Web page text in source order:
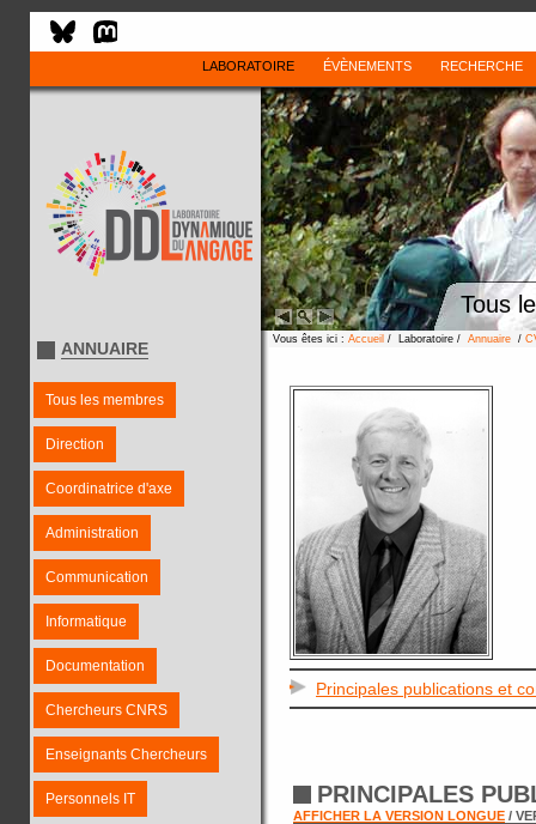
LABORATOIRE ÉVÈNEMENTS RECHERCHE
Tous
ANNUAIRE
Tous les membres
Direction
Coordinatrice d'axe
Administration
Communication
Informatique
Documentation
Chercheurs CNRS
Enseignants Chercheurs
Personnels IT
Vous êtes ici : Accueil / Laboratoire / Annuaire /
Principales publications et
PRINCIPALES
AFFICHER LA VERSION LONGUE /